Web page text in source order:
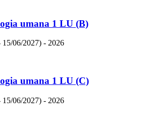
umana 1 LU (B)
15/06/2027) - 2026
umana 1 LU (C)
15/06/2027) - 2026